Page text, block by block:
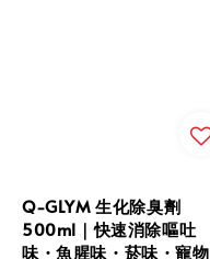
Q-GLYM 生化除臭劑
500ml｜快速消除嘔吐
味・魚腥味・菸味・寵物